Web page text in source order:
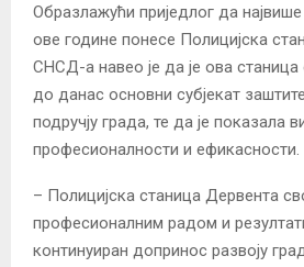
Образлажући приједлог да
ове године понесе Полицијска
СНСД-а навео је да је ова станица
до данас основни субјекат
подручју града, те да је показала
професионалности и ефикасности.
– Полицијска станица Дервента
професионалним радом и
континуиран допринос развоју